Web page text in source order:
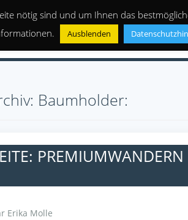
Baumholder:
Erika Molle
nötig sind und um Ihnen das
Ausblenden